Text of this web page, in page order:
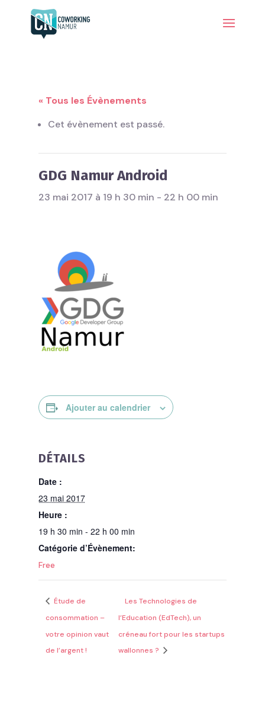
« Tous les Évènements
Cet évènement est passé.
GDG Namur Android
23 mai 2017 à 19 h 30 min - 22 h 00 min
Ajouter au calendrier
DÉTAILS
Date :
23 mai 2017
Heure :
19 h 30 min - 22 h 00 min
Catégorie d’Évènement:
Free
Étude de
consommation –
votre opinion vaut
de l’argent !
Les Technologies de
l’Education (EdTech), un
créneau fort pour les startups
wallonnes ?